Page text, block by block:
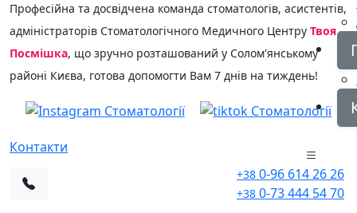
Професійна та досвідчена команда стоматологів, асистентів,
адміністраторів Стоматологічного Медичного Центру Твоя
Посмішка, що зручно розташований у Солом'янському
районі Києва, готова допомогти Вам 7 днів на тиждень!
Контакти
+38 0-96 614 26 26
+38 0-73 444 54 70